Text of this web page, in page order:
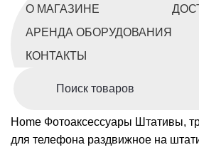
О МАГАЗИНЕ
АРЕНДА ОБОРУДОВАНИЯ
КОНТАКТЫ
Home Фотоаксессуары Штативы,
для телефона раздвижное на